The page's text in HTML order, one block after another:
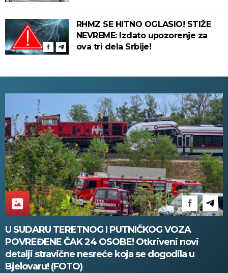
RHMZ SE HITNO OGLASIO! STIŽE
NEVREME: Izdato upozorenje za
ova tri dela Srbije!
U SUDARU TERETNOG I PUTNIČKOG VOZA
POVREĐENE ČAK 24 OSOBE! Otkriveni novi
detalji stravične nesreće koja se dogodila u
Bjelovaru! (FOTO)